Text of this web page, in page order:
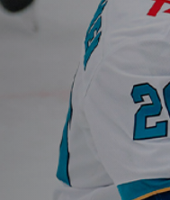
Амур
Сибирь